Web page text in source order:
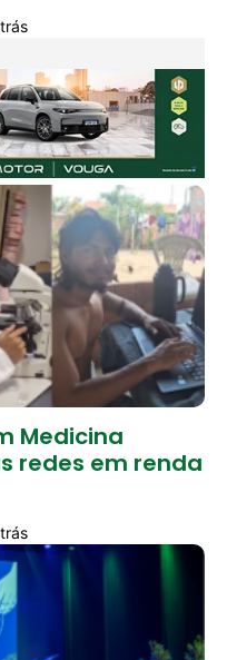
Medicina
redes em renda